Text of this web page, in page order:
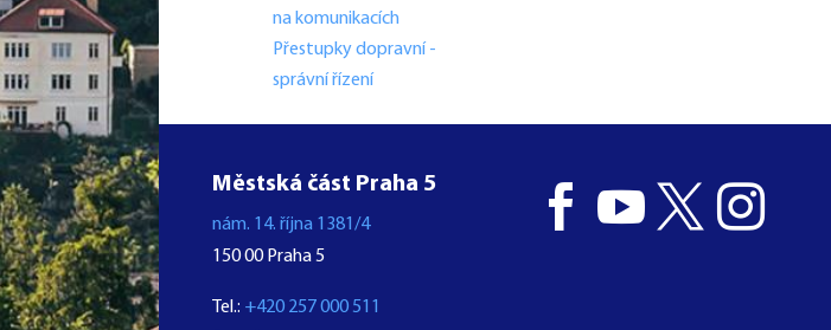
na komunikacích
Přestupky dopravní -
správní řízení
Městská část Praha 5
nám. 14. října 1381/4
150 00 Praha 5
Tel.: +420 257 000 511
   